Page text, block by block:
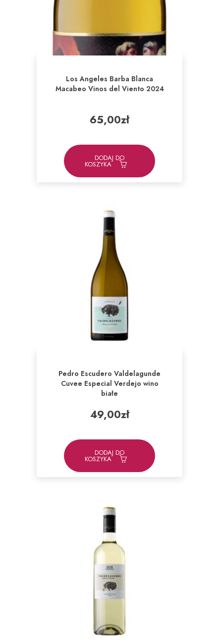
Los Angeles Barba Blanca
Macabeo Vinos del Viento 2024
65,00zł
DODAJ DO
KOSZYKA
Pedro Escudero Valdelagunde
Cuvee Especial Verdejo wino
białe
49,00zł
DODAJ DO
KOSZYKA